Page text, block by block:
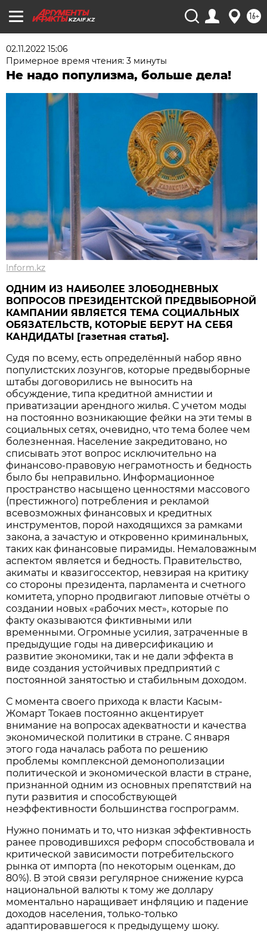
KZAIF.KZ 16+
02.11.2022 15:06
Примерное время чтения: 3 минуты
Не надо популизма, больше дела!
Inform.kz
ОДНИМ ИЗ НАИБОЛЕЕ ЗЛОБОДНЕВНЫХ
ВОПРОСОВ ПРЕЗИДЕНТСКОЙ ПРЕДВЫБОРНОЙ
КАМПАНИИ ЯВЛЯЕТСЯ ТЕМА СОЦИАЛЬНЫХ
ОБЯЗАТЕЛЬСТВ, КОТОРЫЕ БЕРУТ НА СЕБЯ
КАНДИДАТЫ [газетная статья].
Судя по всему, есть определённый набор явно
популистских лозунгов, которые предвыборные
штабы договорились не выносить на
обсуждение, типа кредитной амнистии и
приватизации арендного жилья. С учетом моды
на постоянно возникающие фейки на эти темы в
социальных сетях, очевидно, что тема более чем
болезненная. Население закредитовано, но
списывать этот вопрос исключительно на
финансово-правовую неграмотность и бедность
было бы неправильно. Информационное
пространство насыщено ценностями массового
(престижного) потребления и рекламой
всевозможных финансовых и кредитных
инструментов, порой находящихся за рамками
закона, а зачастую и откровенно криминальных,
таких как финансовые пирамиды. Немаловажным
аспектом является и бедность. Правительство,
акиматы и квазигоссектор, невзирая на критику
со стороны президента, парламента и счетного
комитета, упорно продвигают липовые отчёты о
создании новых «рабочих мест», которые по
факту оказываются фиктивными или
временными. Огромные усилия, затраченные в
предыдущие годы на диверсификацию и
развитие экономики, так и не дали эффекта в
виде создания устойчивых предприятий с
постоянной занятостью и стабильным доходом.
С момента своего прихода к власти Касым-
Жомарт Токаев постоянно акцентирует
внимание на вопросах адекватности и качества
экономической политики в стране. С января
этого года началась работа по решению
проблемы комплексной демонополизации
политической и экономической власти в стране,
признанной одним из основных препятствий на
пути развития и способствующей
неэффективности большинства госпрограмм.
Нужно понимать и то, что низкая эффективность
ранее проводившихся реформ способствовала и
критической зависимости потребительского
рынка от импорта (по некоторым оценкам, до
80%). В этой связи регулярное снижение курса
национальной валюты к тому же доллару
моментально наращивает инфляцию и падение
доходов населения, только-только
адаптировавшегося к предыдущему шоку.